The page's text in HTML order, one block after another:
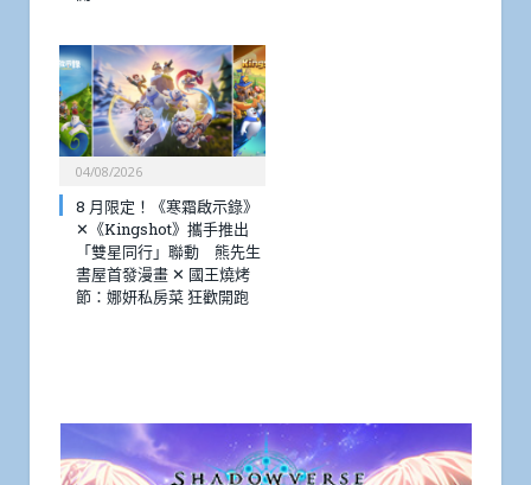
04/08/2026
8 月限定！《寒霜啟示錄》
✕《Kingshot》攜手推出
「雙星同行」聯動 熊先生
書屋首發漫畫 ✕ 國王燒烤
節：娜妍私房菜 狂歡開跑